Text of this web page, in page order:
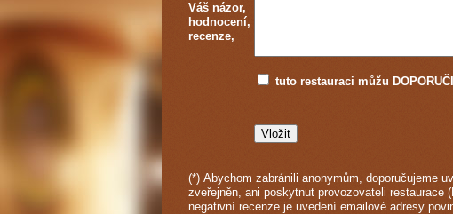
Váš názor,
hodnocení,
recenze,
tuto restauraci můžu
(*) Abychom zabránili anonymům, doporučujeme
zveřejněn, ani poskytnut provozovateli restaurace
negativní recenze je uvedení emailové adresy